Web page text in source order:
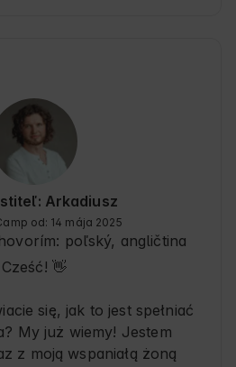
przyjazną atmosferę i
i cieszyć się urokami
ten region.
Arkadiusz
od: 14 mája 2025
poľský, angličtina
Cześć! 👋
się, jak to jest spełniać
My już wiemy! Jestem
z moją wspaniałą żoną